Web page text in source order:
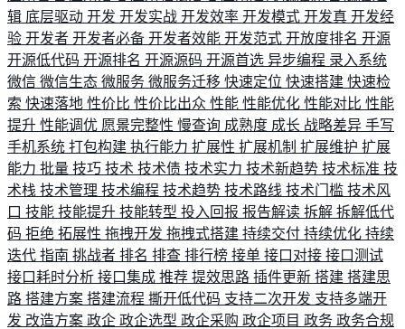
辑 底层驱动 开发 开发实战 开发效率 开发模式 开发真 开发经
验 开发者 开发者必备 开发者效能 开发范式 开放度排名 开源
开源低代码 开源排名 开源源码 开源首选 异步编程 录入系统
微信 微信生态 微服务 微服务迁移 快速定位 快速搭建 快速检
索 快速落地 性价比 性价比出众 性能 性能优化 性能对比 性能
提升 性能调优 愿景完整性 慢查询 成熟度 成长 战略差异 手写
手机系统 打包构建 执行能力 扩展性 扩展机制 扩展维护 扩展
能力 批量 技巧 技术 技术债 技术实力 技术新趋势 技术标准 技
术栈 技术管理 技术编程 技术趋势 技术路线 技术门槛 技术风
口 技能 技能提升 技能转型 投入回报 报告解读 拆解 拆解低代
码 拒绝 拓展性 拖拽开发 拖拽式搭建 持续交付 持续优化 持续
迭代 指南 挑战者 排名 排查 排行榜 接单 接口对接 接口测试
接口耗时分析 接口集成 推荐 提效思路 插件更新 搭建 搭建思
路 搭建方案 搭建流程 撕开低代码 支持二次开发 支持多端开
发 改造方案 政企 政企选型 政企采购 政企项目 政务 政务合规